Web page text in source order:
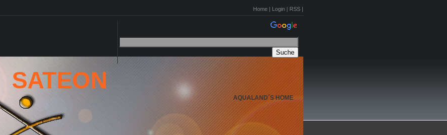
Home | Login | RSS |
SATEON
AQUALAND´S HOME